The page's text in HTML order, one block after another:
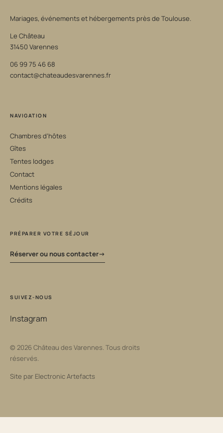
Mariages, événements et hébergements près de Toulouse.
Le Château
31450 Varennes
06 99 75 46 68
contact@chateaudesvarennes.fr
NAVIGATION
Chambres d’hôtes
Gîtes
Tentes lodges
Contact
Mentions légales
Crédits
PRÉPARER VOTRE SÉJOUR
Réserver ou nous contacter
SUIVEZ-NOUS
Instagram
© 2026 Château des Varennes. Tous droits
réservés.
Site par Electronic Artefacts